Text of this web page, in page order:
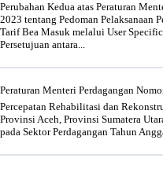
Perubahan Kedua atas Peraturan
2023 tentang Pedoman Pelaksanaan
Tarif Bea Masuk melalui User
Persetujuan antara...
Peraturan Menteri Perdagangan
Percepatan Rehabilitasi dan
Provinsi Aceh, Provinsi Sumatera
pada Sektor Perdagangan Tahun